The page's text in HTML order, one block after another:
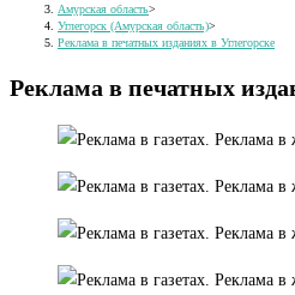
Амурская область>
Углегорск (Амурская область)>
Реклама в печатных изданиях в Углегорске
Реклама в печатных